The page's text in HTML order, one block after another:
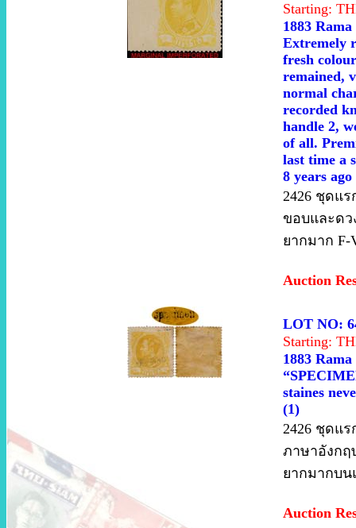
Starting:
1883
Extremely
fresh
remained,
normal
recorded
handle 2,
of all.
last time a
8 years
2426 ชุดแ
ขอบและด
ยากมาก F-
Auction
LOT NO:
Starting:
1883
staines
(1)
2426 ชุดแร
ภาษาอังกฤ
ยากมากบน
Auction